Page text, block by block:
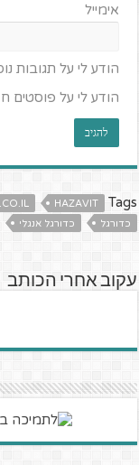
אימייל
הודע לי על תגובות
הודע לי על פוסטים
Tags
HAZAVIT
כדורגל
כדורגל אנגלי
עקוב אחרי הכותב